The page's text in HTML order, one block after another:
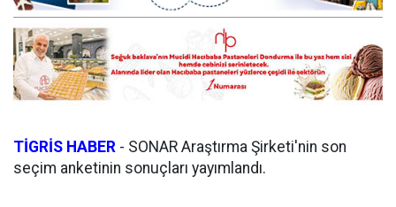
TİGRİS HABER - SONAR Araştırma Şirketi'nin son
seçim anketinin sonuçları yayımlandı.